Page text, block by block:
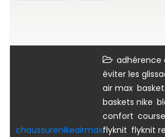
chaussurenikeairmax
adhérence
éviter les
air max
baskets nike
confort course
flyknit flyknit